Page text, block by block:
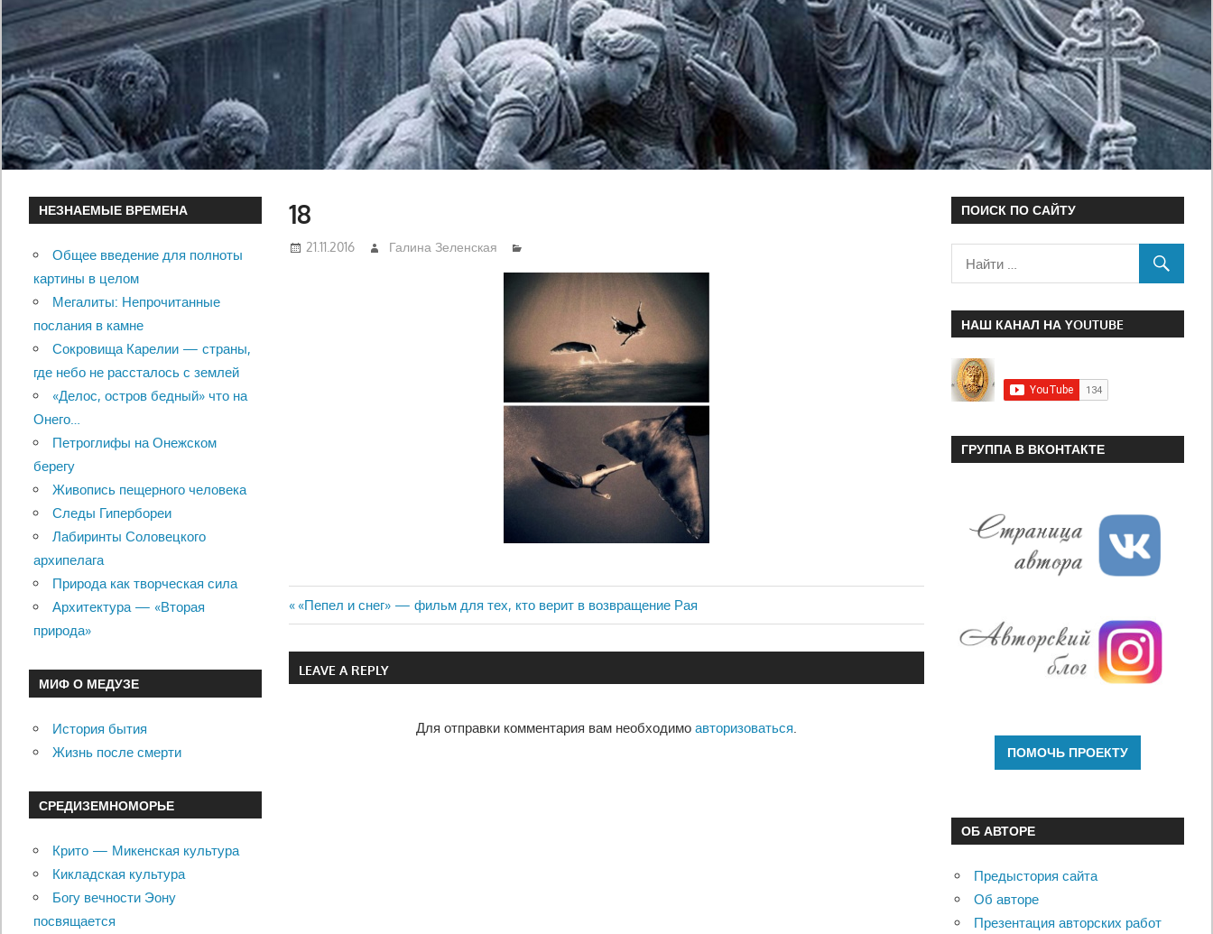
18
21.11.2016 Галина Зеленская
Навигация
по
Previous
Post:
«Пепел и снег» — фильм для тех, кто верит в возвращение Рая
LEAVE A REPLY
Для отправки комментария вам необходимо авторизоваться.
НЕЗНАЕМЫЕ ВРЕМЕНА
Общее введение для полноты
картины в целом
Мегалиты: Непрочитанные
послания в камне
Сокровища Карелии — страны,
где небо не рассталось с землей
«Делос, остров бедный» что на
Онего…
Петроглифы на Онежском
берегу
Живопись пещерного человека
Следы Гипербореи
Лабиринты Соловецкого
архипелага
Природа как творческая сила
Архитектура — «Вторая
природа»
МИФ О МЕДУЗЕ
История бытия
Жизнь после смерти
СРЕДИЗЕМНОМОРЬЕ
Крито — Микенская культура
Кикладская культура
Богу вечности Эону
посвящается
ПОИСК ПО САЙТУ
НАШ КАНАЛ НА YOUTUBE
ГРУППА В ВКОНТАКТЕ
ОБ АВТОРЕ
Предыстория сайта
Об авторе
Презентация авторских работ